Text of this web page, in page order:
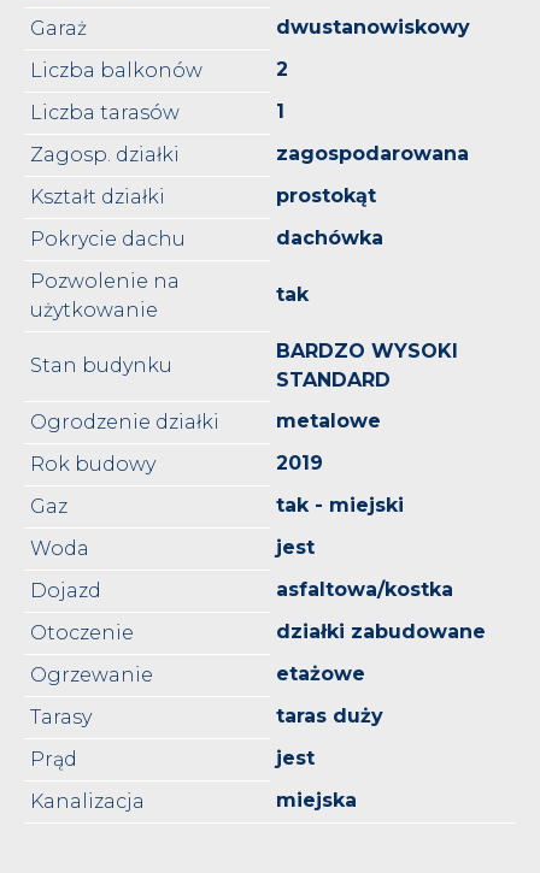
Garaż
dwustanowiskowy
Liczba balkonów
2
Liczba tarasów
1
Zagosp. działki
zagospodarowana
Kształt działki
prostokąt
Pokrycie dachu
dachówka
Pozwolenie na
użytkowanie
tak
Stan budynku
BARDZO WYSOKI
STANDARD
Ogrodzenie działki
metalowe
Rok budowy
2019
Gaz
tak - miejski
Woda
jest
Dojazd
asfaltowa/kostka
Otoczenie
działki zabudowane
Ogrzewanie
etażowe
Tarasy
taras duży
Prąd
jest
Kanalizacja
miejska